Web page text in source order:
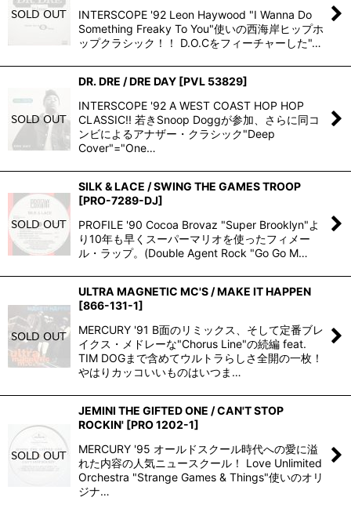
INTERSCOPE '92 Leon Haywood "I Wanna Do
Something Freaky To You"使いの西海岸ヒップホ
ップクラシック！！ D.O.Cをフィーチャーした"…
DR. DRE / DRE DAY [PVL 53829]
INTERSCOPE '92 A WEST COAST HOP HOP
CLASSIC!! 若きSnoop Doggが参加、さらに同コ
ンビによるアナザー・クラシック"Deep
Cover"="One…
SILK & LACE / SWING THE GAMES TROOP
[PRO-7289-DJ]
PROFILE '90 Cocoa Brovaz "Super Brooklyn"よ
り10年も早くスーパーマリオを使ったフィメー
ル・ラップ。(Double Agent Rock "Go Go M…
ULTRA MAGNETIC MC'S / MAKE IT HAPPEN
[866-131-1]
MERCURY '91 B面のリミックス、そして定番ブレ
イクス・メドレーな"Chorus Line"の続編 feat.
TIM DOGまで含めてウルトラらしさ全開の一枚！
やはりカッコいいものはいつま…
JEMINI THE GIFTED ONE / CAN'T STOP
ROCKIN' [PRO 1202-1]
MERCURY '95 オールドスクール時代への愛に溢
れた内容の人気ニュースクール！ Love Unlimited
Orchestra "Strange Games & Things"使いのオリ
ジナ…